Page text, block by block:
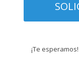
¡Te esperamos!